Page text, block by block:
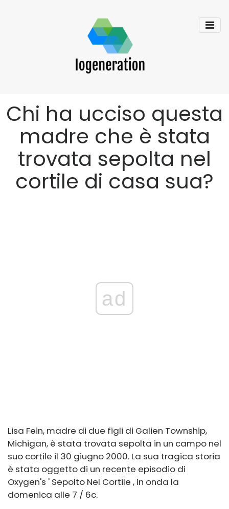
Chi ha ucciso questa
madre che è stata
trovata sepolta nel
cortile di casa sua?
ad
Lisa Fein, madre di due figli di Galien Township,
Michigan, è stata trovata sepolta in un campo nel
suo cortile il 30 giugno 2000. La sua tragica storia
è stata oggetto di un recente episodio di
Oxygen's ' Sepolto Nel Cortile , in onda la
domenica alle 7 / 6c.